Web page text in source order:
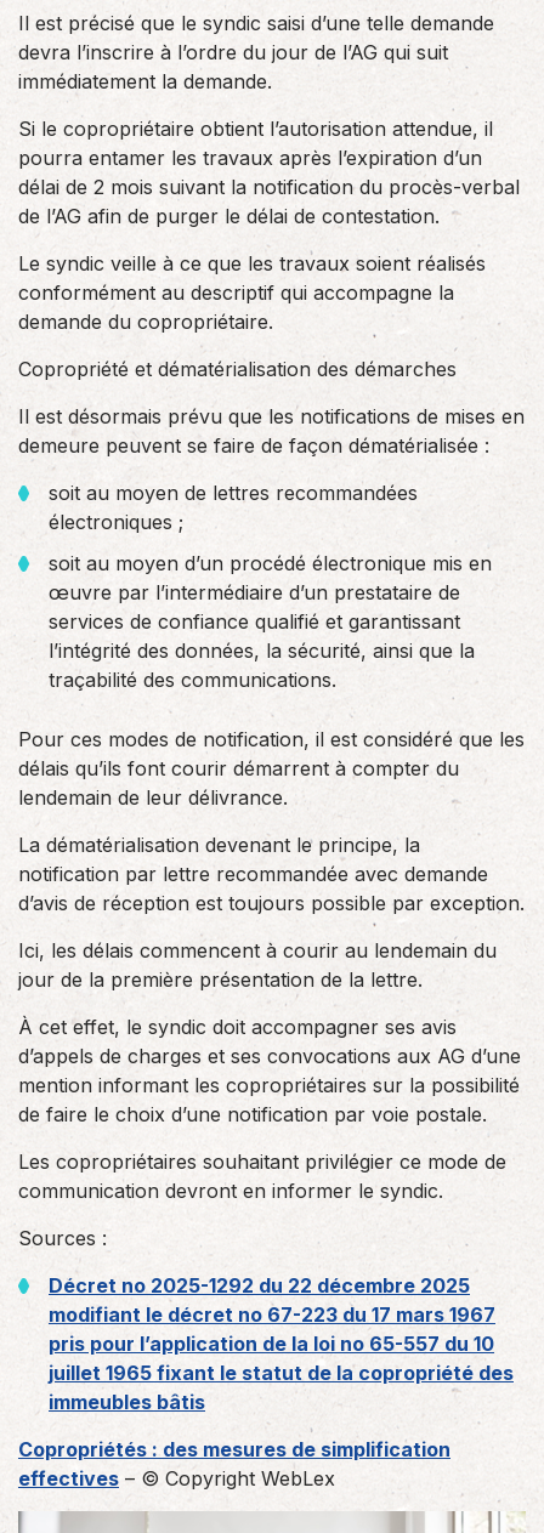
Il est précisé que le syndic saisi d’une telle demande
devra l’inscrire à l’ordre du jour de l’AG qui suit
immédiatement la demande.
Si le copropriétaire obtient l’autorisation attendue, il
pourra entamer les travaux après l’expiration d’un
délai de 2 mois suivant la notification du procès-verbal
de l’AG afin de purger le délai de contestation.
Le syndic veille à ce que les travaux soient réalisés
conformément au descriptif qui accompagne la
demande du copropriétaire.
Copropriété et dématérialisation des démarches
Il est désormais prévu que les notifications de mises en
demeure peuvent se faire de façon dématérialisée :
soit au moyen de lettres recommandées
électroniques ;
soit au moyen d’un procédé électronique mis en
œuvre par l’intermédiaire d’un prestataire de
services de confiance qualifié et garantissant
l’intégrité des données, la sécurité, ainsi que la
traçabilité des communications.
Pour ces modes de notification, il est considéré que les
délais qu’ils font courir démarrent à compter du
lendemain de leur délivrance.
La dématérialisation devenant le principe, la
notification par lettre recommandée avec demande
d’avis de réception est toujours possible par exception.
Ici, les délais commencent à courir au lendemain du
jour de la première présentation de la lettre.
À cet effet, le syndic doit accompagner ses avis
d’appels de charges et ses convocations aux AG d’une
mention informant les copropriétaires sur la possibilité
de faire le choix d’une notification par voie postale.
Les copropriétaires souhaitant privilégier ce mode de
communication devront en informer le syndic.
Sources :
Décret no 2025-1292 du 22 décembre 2025
modifiant le décret no 67-223 du 17 mars 1967
pris pour l’application de la loi no 65-557 du 10
juillet 1965 fixant le statut de la copropriété des
immeubles bâtis
Copropriétés : des mesures de simplification
effectives – © Copyright WebLex